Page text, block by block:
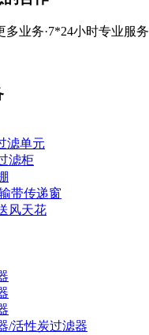
多业务·7*24小时专业服务
滤单元
滤柜
带传递窗
风天花
/活性炭过滤器